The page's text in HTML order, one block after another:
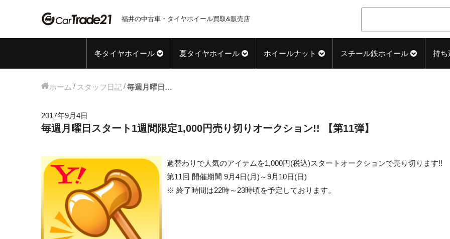
福井の中古車・タイヤホイール買取&販売店
冬タイヤホイール 夏タイヤホイール ホイールナット スチール鉄ホイール 持ち
ホーム スタッフ日記 毎週月曜日スタート1週間限定1,000円売り切りオークション!! 【第11弾】
2017年9月4日
毎週月曜日スタート1週間限定1,000円売り切りオークション!! 【第11弾】
週替わりで人気のアイテムを1,000円(税込)スタートオークションで売り切ります!!
第11回 開催期間 9月4日(月)～9月10日(日)
※ 終了時間は22時～23時頃を予定しております。